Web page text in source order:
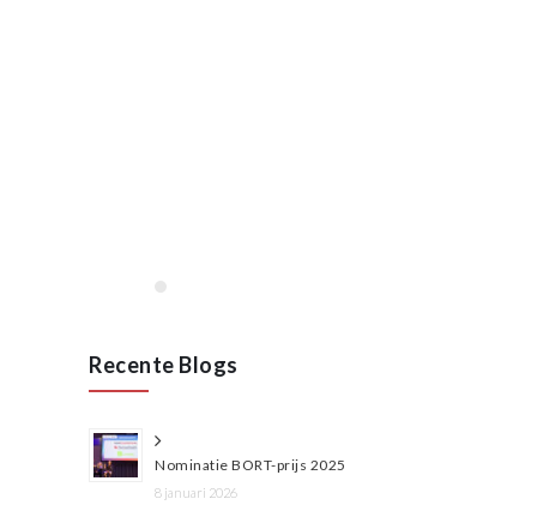
Recente Blogs
Nominatie BORT-prijs 2025
8 januari 2026